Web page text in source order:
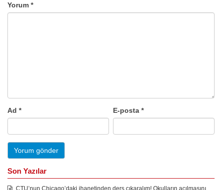
Yorum *
Ad * E-posta*
Son Yazılar
CTU’nun Chicago’daki ihanetinden ders çıkaralım! Okulların açılmasını